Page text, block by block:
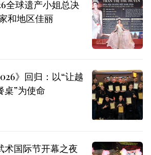
全球遗产小姐总决
和地区佳丽
》回归：以“让越
桌”为使命
术国际节开幕之夜